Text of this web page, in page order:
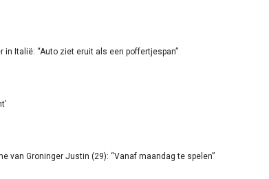
Italië: “Auto ziet eruit als een poffertjespan”
van Groninger Justin (29): “Vanaf maandag te spelen”